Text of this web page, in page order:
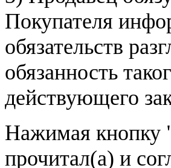
Покупателя
обязательств
обязанность
действующего
Нажимая кнопку
прочитал(а) и